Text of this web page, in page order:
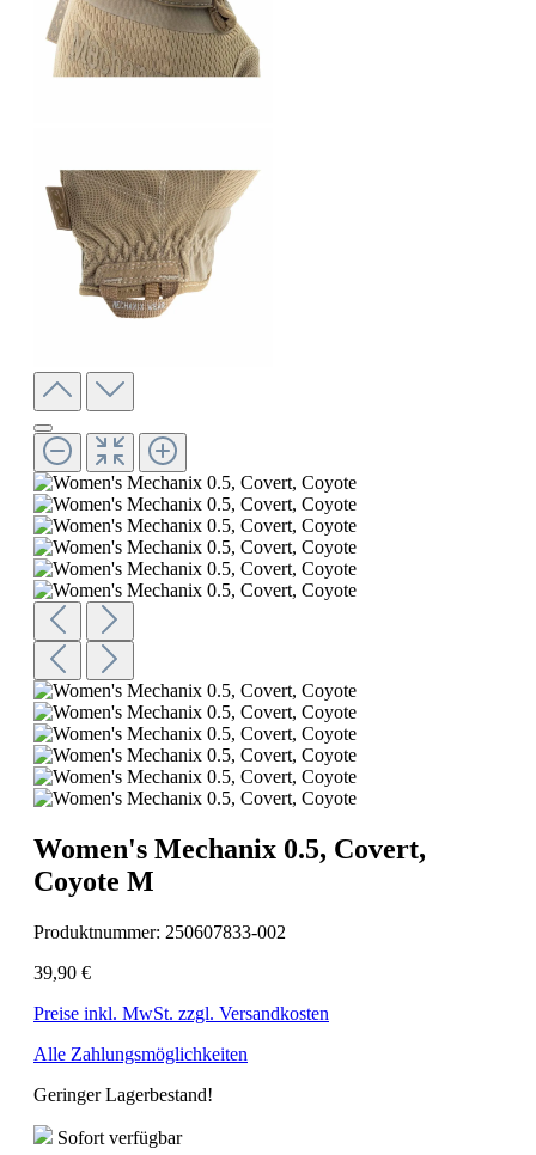
Women's Mechanix 0.5, Covert,
Coyote M
Produktnummer: 250607833-002
39,90 €
Preise inkl. MwSt. zzgl. Versandkosten
Alle Zahlungsmöglichkeiten
Geringer Lagerbestand!
Sofort verfügbar